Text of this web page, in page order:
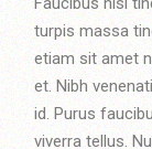
turpis massa
etiam sit amet
et. Nibh
id. Purus
viverra tellus.